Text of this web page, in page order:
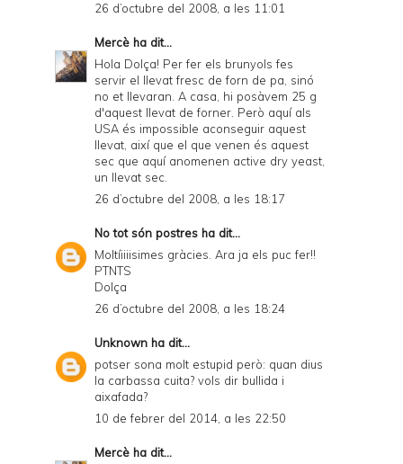
26 d’octubre del 2008, a les 11:01
Mercè ha dit...
Hola Dolça! Per fer els brunyols fes
servir el llevat fresc de forn de pa, sinó
no et llevaran. A casa, hi posàvem 25 g
d'aquest llevat de forner. Però aquí als
USA és impossible aconseguir aquest
llevat, així que el que venen és aquest
sec que aquí anomenen active dry yeast,
un llevat sec.
26 d’octubre del 2008, a les 18:17
No tot són postres ha dit...
Moltíiiiisimes gràcies. Ara ja els puc fer!!
PTNTS
Dolça
26 d’octubre del 2008, a les 18:24
Unknown ha dit...
potser sona molt estupid però: quan dius
la carbassa cuita? vols dir bullida i
aixafada?
10 de febrer del 2014, a les 22:50
Mercè ha dit...